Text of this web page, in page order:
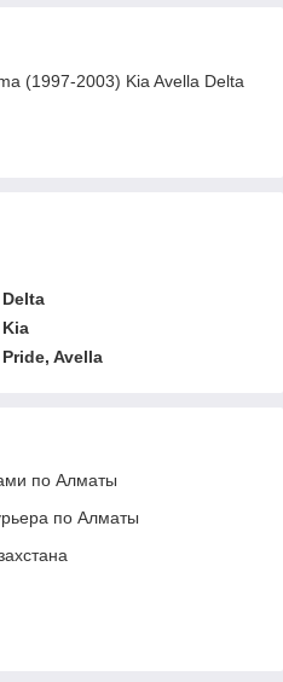
(1997-2003) Kia Avella Delta
Delta
Kia
Pride, Avella
по Алматы
по Алматы